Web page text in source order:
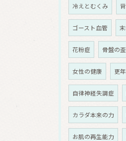
冷えとむくみ
ゴースト血管
花粉症 骨盤の
女性の健康 更
自律神経失調症
カラダ本来の力
お肌の再生能力